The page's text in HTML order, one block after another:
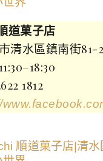
道菓子店
清水區鎮南街81-
1812